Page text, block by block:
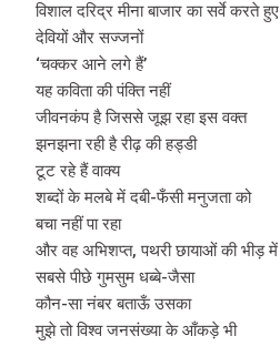
विशाल दरिद्र मीना बाजार का सर्वे करते हुए
देवियों और सज्जनों
‘चक्कर आने लगे हैं’
यह कविता की पंक्ति नहीं
जीवनकंप है जिससे जूझ रहा इस वक्त
झनझना रही है रीढ़ की हड्डी
टूट रहे हैं वाक्य
शब्दों के मलबे में दबी-फँसी मनुजता को
बचा नहीं पा रहा
और वह अभिशप्त, पथरी छायाओं की भीड़ में
सबसे पीछे गुमसुम धब्बे-जैसा
कौन-सा नंबर बताऊँ उसका
मुझे तो विश्व जनसंख्या के आँकड़े भी